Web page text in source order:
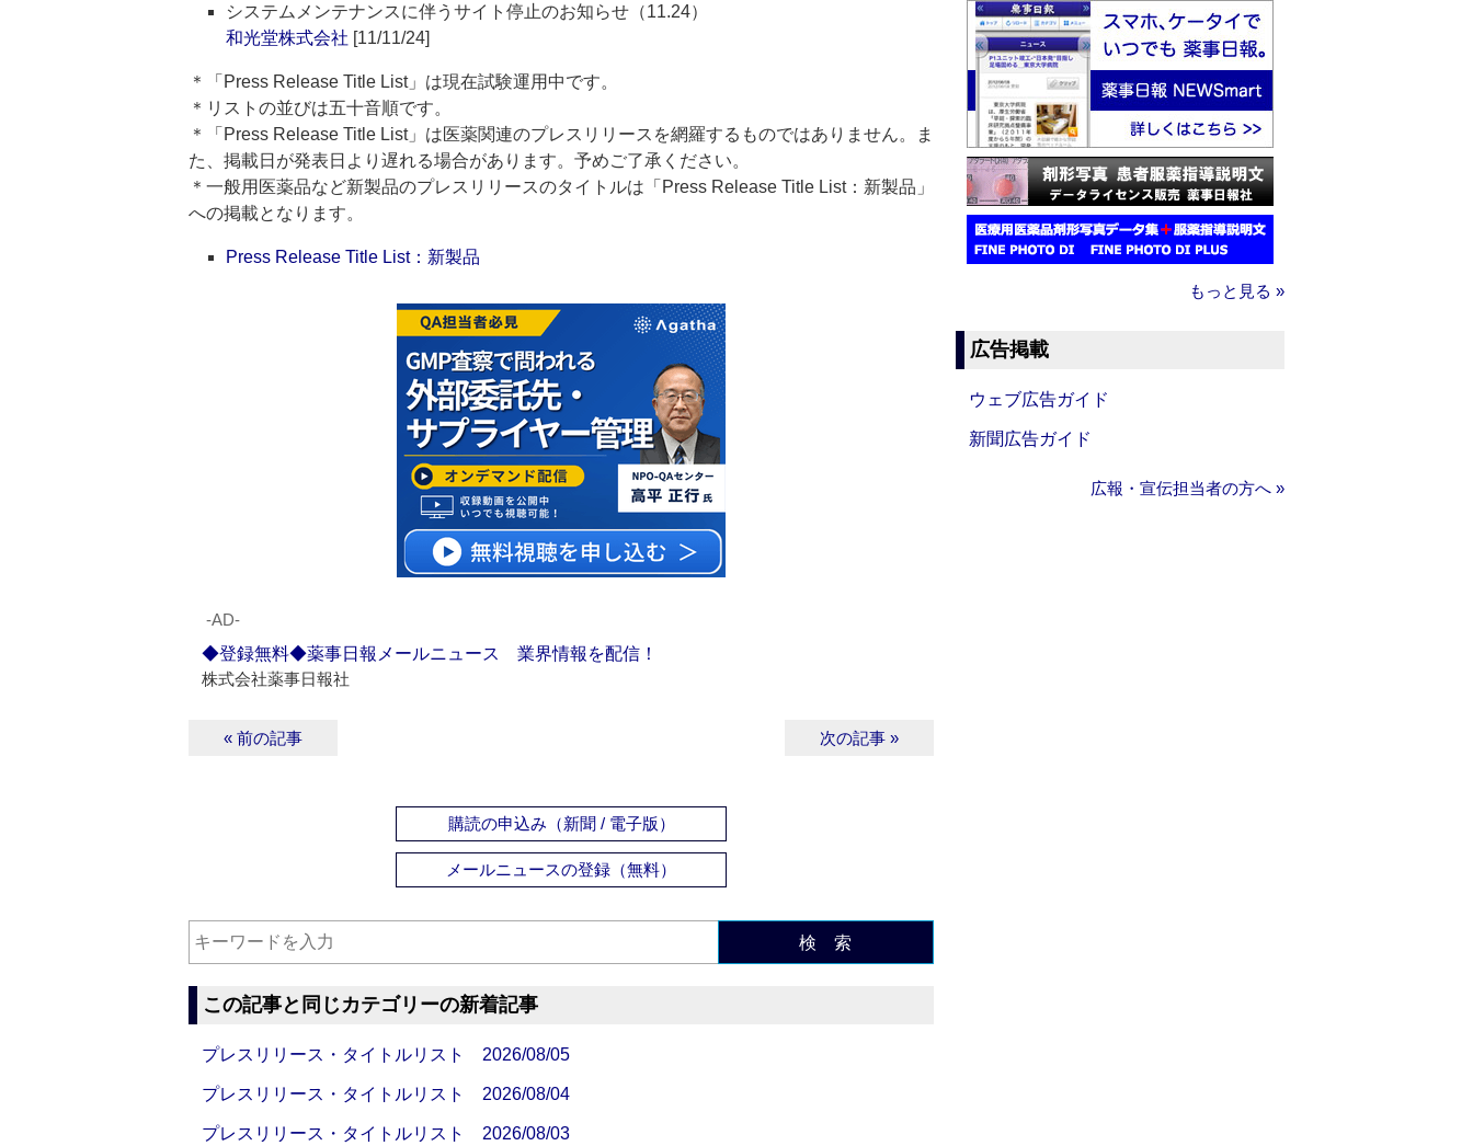
システムメンテナンスに伴うサイト停止のお知らせ（11.24）
和光堂株式会社 [11/11/24]
＊「Press Release Title List」は現在試験運用中です。
＊リストの並びは五十音順です。
＊「Press Release Title List」は医薬関連のプレスリリースを網羅するものではありません。ま
た、掲載日が発表日より遅れる場合があります。予めご了承ください。
＊一般用医薬品など新製品のプレスリリースのタイトルは「Press Release Title List：新製品」
への掲載となります。
Press Release Title List：新製品
‐AD‐
◆登録無料◆薬事日報メールニュース 業界情報を配信！
株式会社薬事日報社
« 前の記事 次の記事 »
購読の申込み（新聞 / 電子版）
メールニュースの登録（無料）
検 索
この記事と同じカテゴリーの新着記事
プレスリリース・タイトルリスト 2026/08/05
プレスリリース・タイトルリスト 2026/08/04
プレスリリース・タイトルリスト 2026/08/03
もっと見る »
広告掲載
ウェブ広告ガイド
新聞広告ガイド
広報・宣伝担当者の方へ »